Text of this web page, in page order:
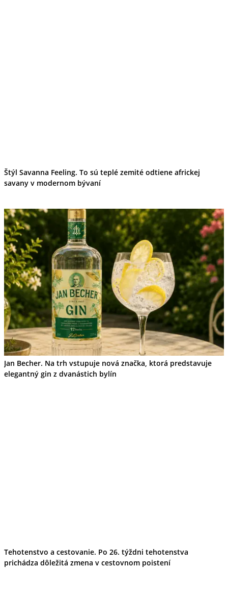
Cyklistika
Hrady
Podujatia
Galéria
Folklór
Ubytovanie
Pobyty
Wellness
Gastro
Kaviarne
Kultúra a tradície
Kúpele
Šport a agroturistika
Školstvo
Ekonomika obchod a doprava
Štýl Savanna Feeling. To sú teplé zemité odtiene africkej
savany v modernom bývaní
Jan Becher. Na trh vstupuje nová značka, ktorá predstavuje
elegantný gin z dvanástich bylín
Tehotenstvo a cestovanie. Po 26. týždni tehotenstva
prichádza dôležitá zmena v cestovnom poistení